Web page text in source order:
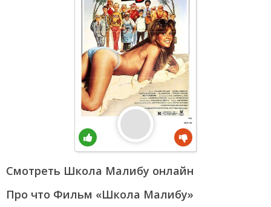
Смотреть Школа Малибу онлайн
Про что Фильм «Школа Малибу»